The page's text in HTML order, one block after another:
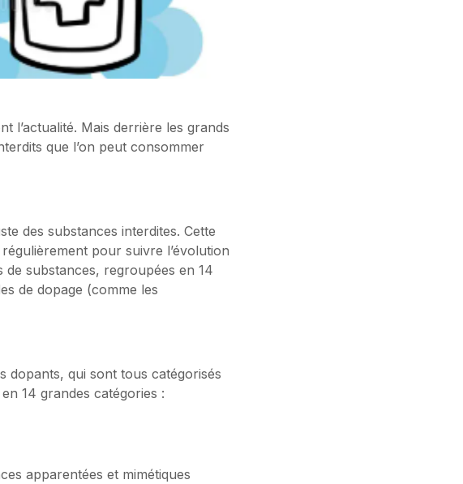
l’actualité. Mais derrière les grands
que l’on peut consommer
des substances interdites. Cette
pour suivre l’évolution
de substances, regroupées en 14
de dopage (comme les
qui sont tous catégorisés
14 grandes catégories :
apparentées et mimétiques